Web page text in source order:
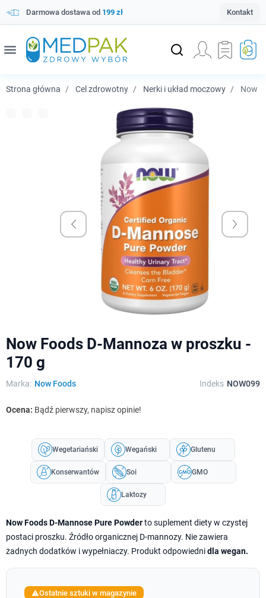
Darmowa dostawa od 199 zł Kontakt
menu
Strona główna Cel zdrowotny Nerki i układ moczowy Now
Now Foods D-Mannoza w proszku -
170 g
Marka: Now Foods Indeks NOW099
Ocena: Bądź pierwszy, napisz opinie!
Wegetariański Wegański Glutenu
Konserwantów Soi GMO
Laktozy
Now Foods D-Mannose Pure Powderto suplement diety w czystej
postaci proszku. Źródło organicznej D-mannozy. Nie zawiera
żadnych dodatków i wypełniaczy. Produkt odpowiednidla wegan.
Ostatnie sztuki w magazynie